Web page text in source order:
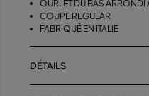
OURLET DU BAS ARRONDI
COUPE REGULAR
FABRIQUÉ EN ITALIE
DÉTAILS